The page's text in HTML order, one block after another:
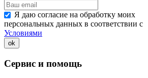
Я даю согласие на обработку моих
персональных данных в соответствии с
Условиями
ok
Сервис и помощь